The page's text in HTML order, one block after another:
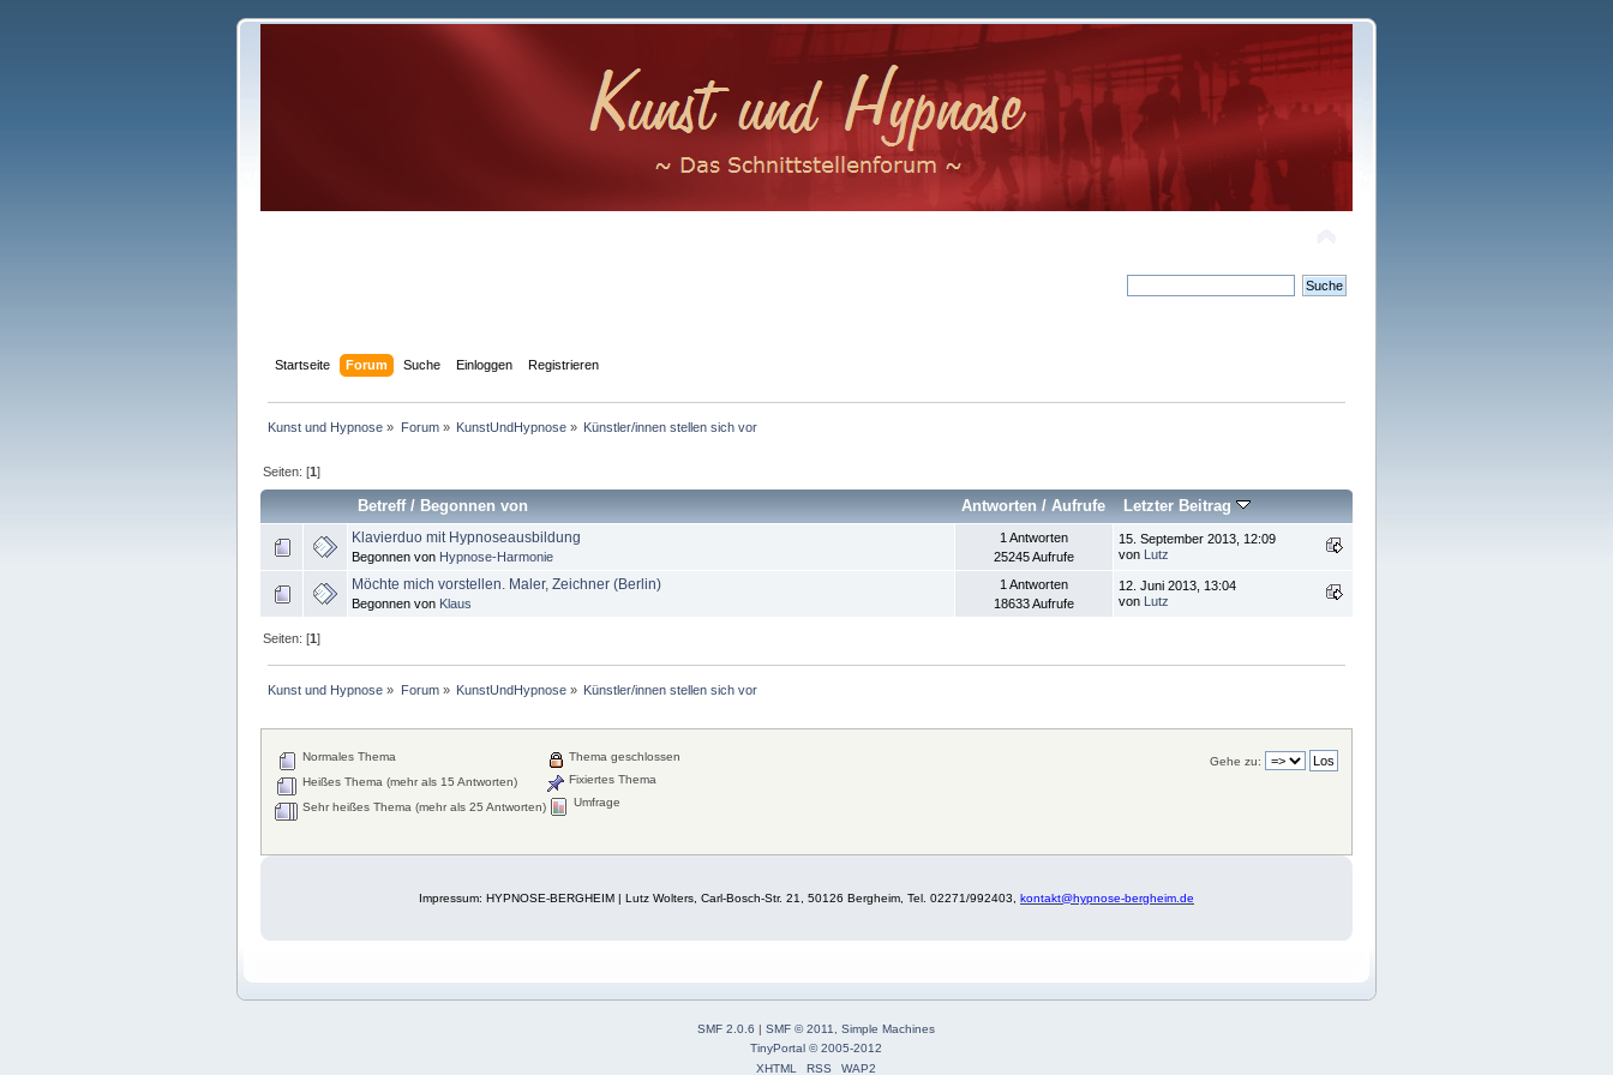
Startseite Forum Suche Einloggen Registrieren
Kunst und Hypnose » Forum» KunstUndHypnose» Künstler/innen stellen sich vor
Seiten: [1]
Betreff/ Begonnen von Antworten / Aufrufe Letzter Beitrag
Klavierduo mit Hypnoseausbildung
Begonnen von Hypnose-Harmonie
1 Antworten
25245 Aufrufe
15. September 2013, 12:09
von Lutz
Möchte mich vorstellen. Maler, Zeichner (Berlin)
Begonnen von Klaus
1 Antworten
18633 Aufrufe
12. Juni 2013, 13:04
von Lutz
Seiten: [1]
Kunst und Hypnose » Forum» KunstUndHypnose» Künstler/innen stellen sich vor
Gehe zu:
Normales Thema
Heißes Thema (mehr als 15 Antworten)
Sehr heißes Thema (mehr als 25 Antworten)
Thema geschlossen
Fixiertes Thema
Umfrage
Impressum: HYPNOSE-BERGHEIM | Lutz Wolters, Carl-Bosch-Str. 21, 50126 Bergheim, Tel. 02271/992403, kontakt@hypnose-bergheim.de
SMF 2.0.6 | SMF © 2011
Simple Machines
TinyPortal © 2005-2012
XHTML
RSS WAP2